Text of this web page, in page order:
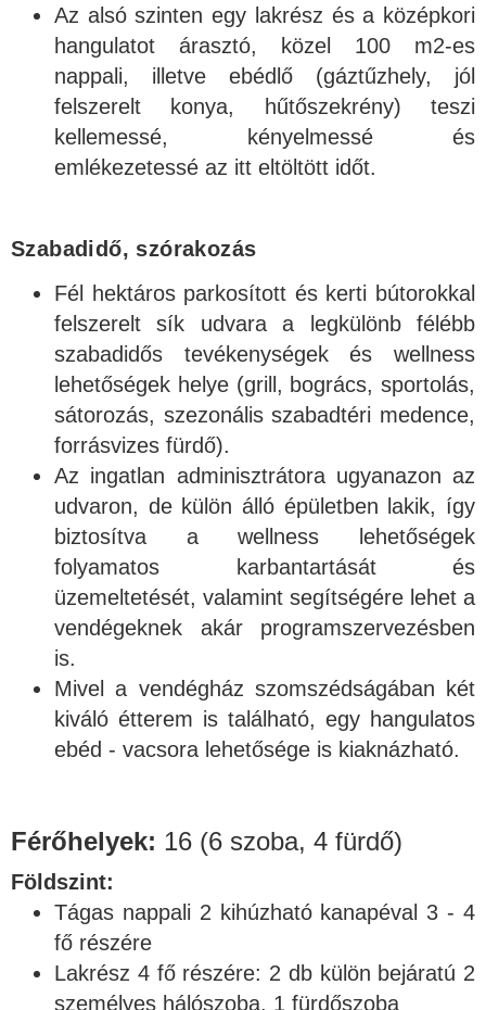
Az alsó szinten egy lakrész és a középkori
hangulatot árasztó, közel 100 m2-es
nappali, illetve ebédlő (gáztűzhely, jól
felszerelt konya, hűtőszekrény) teszi
kellemessé, kényelmessé és
emlékezetessé az itt eltöltött időt.
Szabadidő, szórakozás
Fél hektáros parkosított és kerti bútorokkal
felszerelt sík udvara a legkülönb félébb
szabadidős tevékenységek és wellness
lehetőségek helye (grill, bogrács, sportolás,
sátorozás, szezonális szabadtéri medence,
forrásvizes fürdő).
Az ingatlan adminisztrátora ugyanazon az
udvaron, de külön álló épületben lakik, így
biztosítva a wellness lehetőségek
folyamatos karbantartását és
üzemeltetését, valamint segítségére lehet a
vendégeknek akár programszervezésben
is.
Mivel a vendégház szomszédságában két
kiváló étterem is található, egy hangulatos
ebéd - vacsora lehetősége is kiaknázható.
Férőhelyek: 16 (6 szoba, 4 fürdő)
Földszint:
Tágas nappali 2 kihúzható kanapéval 3 - 4
fő részére
Lakrész 4 fő részére: 2 db külön bejáratú 2
személyes hálószoba, 1 fürdőszoba